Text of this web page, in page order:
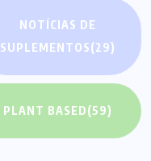
NOTÍCIAS DE
SUPLEMENTOS(29)
PLANT BASED(59)